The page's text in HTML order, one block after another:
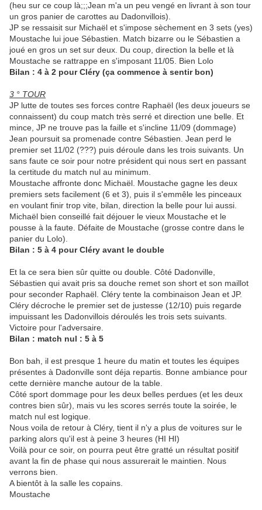
(heu sur ce coup là;;;Jean m'a un peu vengé en livrant à son tour
un gros panier de carottes au Dadonvillois).
JP se ressaisit sur Michaël et s'impose sèchement en 3 sets (yes)
Moustache lui joue Sébastien. Match bizarre ou le Sébastien a
joué en gros un set sur deux. Du coup, direction la belle et là
Moustache se rattrappe en s'imposant 11/05. Bien Lolo
Bilan : 4 à 2 pour Cléry (ça commence à sentir bon)
3 ° TOUR
JP lutte de toutes ses forces contre Raphaël (les deux joueurs se
connaissent) du coup match très serré et direction une belle. Et
mince, JP ne trouve pas la faille et s'incline 11/09 (dommage)
Jean poursuit sa promenade contre Sébastien. Jean perd le
premier set 11/02 (???) puis déroule dans les trois suivants. Un
sans faute ce soir pour notre président qui nous sert en passant
la certitude du match nul au minimum.
Moustache affronte donc Michaël. Moustache gagne les deux
premiers sets facilement (6 et 3), puis il s'emmêle les pinceaux
en voulant finir trop vite, bilan, direction la belle pour lui aussi.
Michaël bien conseillé fait déjouer le vieux Moustache et le
pousse à la faute. Défaite de Moustache (grosse contre dans le
panier du Lolo).
Bilan : 5 à 4 pour Cléry avant le double
Et la ce sera bien sûr quitte ou double. Côté Dadonville,
Sébastien qui avait pris sa douche remet son short et son maillot
pour seconder Raphaël. Cléry tente la combinaison Jean et JP.
Cléry décroche le premier set de justesse (12/10) puis regarde
impuissant les Dadonvillois déroulés les trois sets suivants.
Victoire pour l'adversaire.
Bilan : match nul : 5 à 5
Bon bah, il est presque 1 heure du matin et toutes les équipes
présentes à Dadonville sont déja repartis. Bonne ambiance pour
cette dernière manche autour de la table.
Côté sport dommage pour les deux belles perdues (et les deux
contres bien sûr), mais vu les scores serrés toute la soirée, le
match nul est logique.
Nous voila de retour à Cléry, tient il n'y a plus de voitures sur le
parking alors qu'il est à peine 3 heures (HI HI)
Voilà pour ce soir, on pourra peut être gratté un résultat positif
avant la fin de phase qui nous assurerait le maintien. Nous
verrons bien.
A bientôt à la salle les copains.
Moustache